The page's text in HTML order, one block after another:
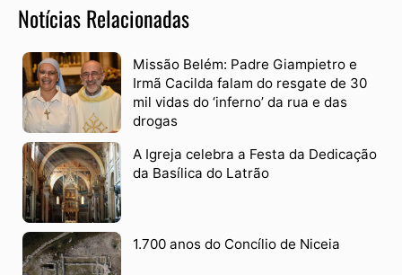
Notícias Relacionadas
Missão Belém: Padre Giampietro e
Irmã Cacilda falam do resgate de 30
mil vidas do ‘inferno’ da rua e das
drogas
A Igreja celebra a Festa da Dedicação
da Basílica do Latrão
1.700 anos do Concílio de Niceia